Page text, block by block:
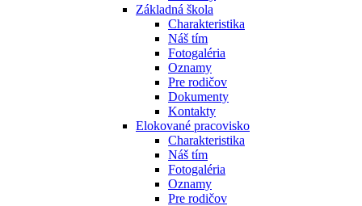
Základná škola
Charakteristika
Náš tím
Fotogaléria
Oznamy
Pre rodičov
Dokumenty
Kontakty
Elokované pracovisko
Charakteristika
Náš tím
Fotogaléria
Oznamy
Pre rodičov